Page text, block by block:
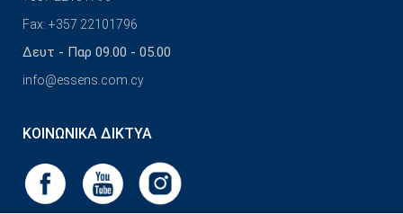
Fax: +357 22101796
Δευτ - Παρ 09.00 - 05.00
info@essens.com.cy
ΚΟΙΝΩΝΙΚΆ ΔΊΚΤΥΑ